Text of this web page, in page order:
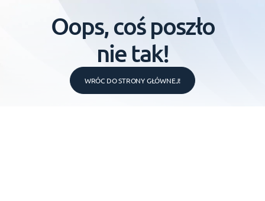
Oops, coś poszło
nie tak!
WRÓC DO STRONY GŁÓWNEJ!